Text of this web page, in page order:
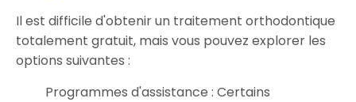
Il est difficile d'obtenir un traitement orthodontique
totalement gratuit, mais vous pouvez explorer les
options suivantes :
Programmes d'assistance : Certains